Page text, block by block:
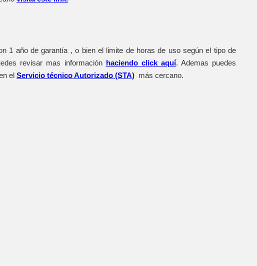
1 año de garantía , o bien el limite de horas de uso según el tipo de
revisar mas información haciendo click aquí. Ademas puedes
el Servicio técnico Autorizado (STA) más cercano.